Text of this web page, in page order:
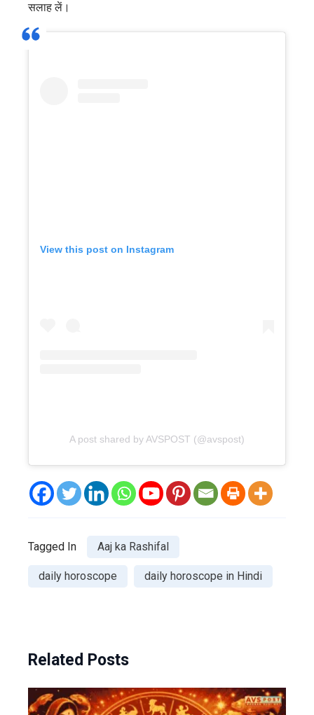
सलाह लें।
View this post on Instagram
A post shared by AVSPOST (@avspost)
Tagged In Aaj ka Rashifal
daily horoscope daily horoscope in Hindi
Related Posts